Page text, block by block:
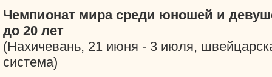
Чемпионат мира среди юношей и
до 20 лет
(Нахичевань, 21 июня - 3 июля,
система)